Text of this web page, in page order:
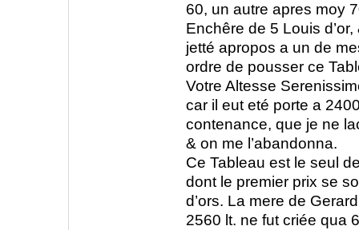
60, un autre apres moy
Enchêre de 5 Louis
jetté apropos a un de
ordre de pousser ce
Votre Altesse
car il eut eté porte a
contenance, que je ne
& on me l’abandonna.
Ce Tableau est le seul
dont le premier prix se
d’ors. La mere de
2560 lt. ne fut criée qua